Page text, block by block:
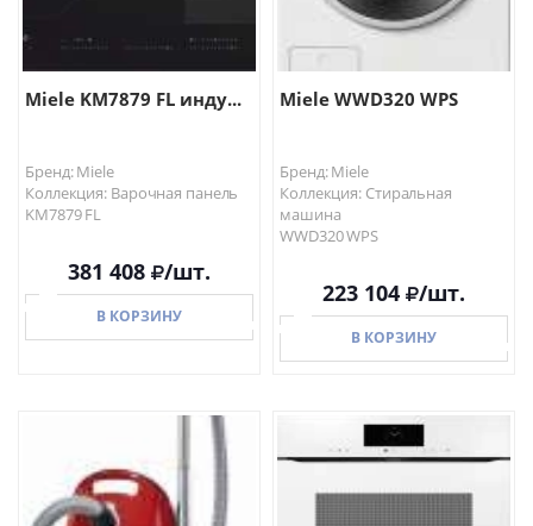
Miele KM7879 FL инду...
Бренд: Miele
Коллекция: Варочная панель
KM7879 FL
381 408 /шт.
В КОРЗИНУ
Miele WWD320 WPS
Бренд: Miele
Коллекция: Стиральная
машина
WWD320 WPS
223 104 /шт.
В КОРЗИНУ
В КОРЗИНУ